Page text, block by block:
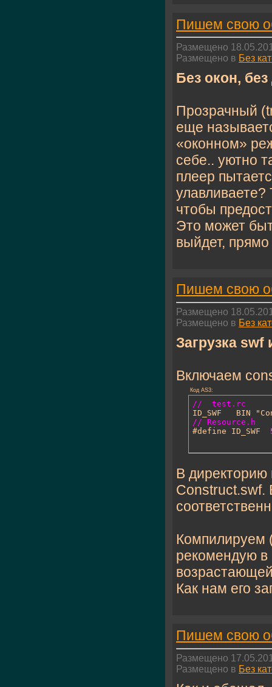
Пишем свою
Размещено
Размещено в Без
Без окон,
Прозрачный
еще
«оконном»
себе.. уютно
плеер
чтобы
Это может
выйдет, прямо
Пишем свою
Размещено
Размещено в Без
Загрузка swf
Включаем
Код AS3:
//  test.rc
// Resource.h
В директорию
Construct.swf.
Компилируем
рекомендую в
Как нам его
Пишем свою
Размещено
Размещено в Без